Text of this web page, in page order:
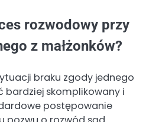
rozwodowy przy
z małżonków?
braku zgody jednego
bardziej skomplikowany i
postępowanie